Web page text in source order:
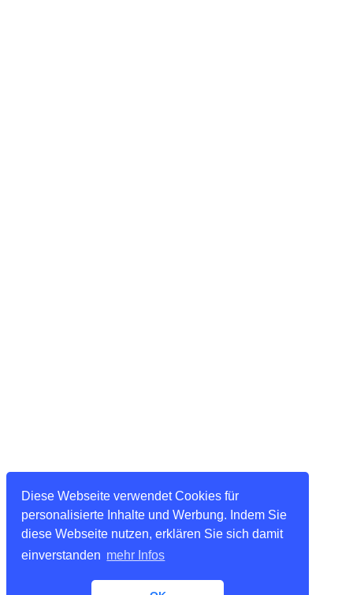
Diese Webseite verwendet Cookies für
personalisierte Inhalte und Werbung. Indem Sie
diese Webseite nutzen, erklären Sie sich damit
einverstanden mehr Infos